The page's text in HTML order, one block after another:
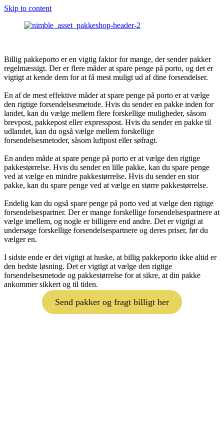
Skip to content
Billig pakkeporto er en vigtig faktor for mange, der sender pakker
regelmæssigt. Der er flere måder at spare penge på porto, og det er
vigtigt at kende dem for at få mest muligt ud af dine forsendelser.
En af de mest effektive måder at spare penge på porto er at vælge
den rigtige forsendelsesmetode. Hvis du sender en pakke inden for
landet, kan du vælge mellem flere forskellige muligheder, såsom
brevpost, pakkepost eller expresspost. Hvis du sender en pakke til
udlandet, kan du også vælge mellem forskellige
forsendelsesmetoder, såsom luftpost eller søfragt.
En anden måde at spare penge på porto er at vælge den rigtige
pakkestørrelse. Hvis du sender en lille pakke, kan du spare penge
ved at vælge en mindre pakkestørrelse. Hvis du sender en stor
pakke, kan du spare penge ved at vælge en større pakkestørrelse.
Endelig kan du også spare penge på porto ved at vælge den rigtige
forsendelsespartner. Der er mange forskellige forsendelsespartnere at
vælge imellem, og nogle er billigere end andre. Det er vigtigt at
undersøge forskellige forsendelsespartnere og deres priser, før du
vælger en.
I sidste ende er det vigtigt at huske, at billig pakkeporto ikke altid er
den bedste løsning. Det er vigtigt at vælge den rigtige
forsendelsesmetode og pakkestørrelse for at sikre, at din pakke
ankommer sikkert og til tiden.
Send pakker og fragt billigt her